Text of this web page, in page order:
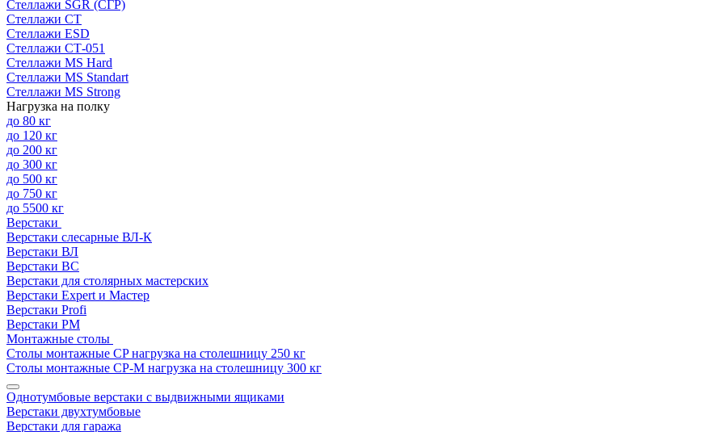
Стеллажи SGR (СГР)
Стеллажи СТ
Стеллажи ESD
Стеллажи СТ-051
Стеллажи MS Hard
Стеллажи MS Standart
Стеллажи MS Strong
Нагрузка на полку
до 80 кг
до 120 кг
до 200 кг
до 300 кг
до 500 кг
до 750 кг
до 5500 кг
Верстаки
Верстаки слесарные ВЛ-К
Верстаки ВЛ
Верстаки ВС
Верстаки для столярных мастерских
Верстаки Expert и Мастер
Верстаки Profi
Верстаки РМ
Монтажные столы
Столы монтажные СP нагрузка на столешницу 250 кг
Столы монтажные СР-М нагрузка на столешницу 300 кг
Однотумбовые верстаки с выдвижными ящиками
Верстаки двухтумбовые
Верстаки для гаража